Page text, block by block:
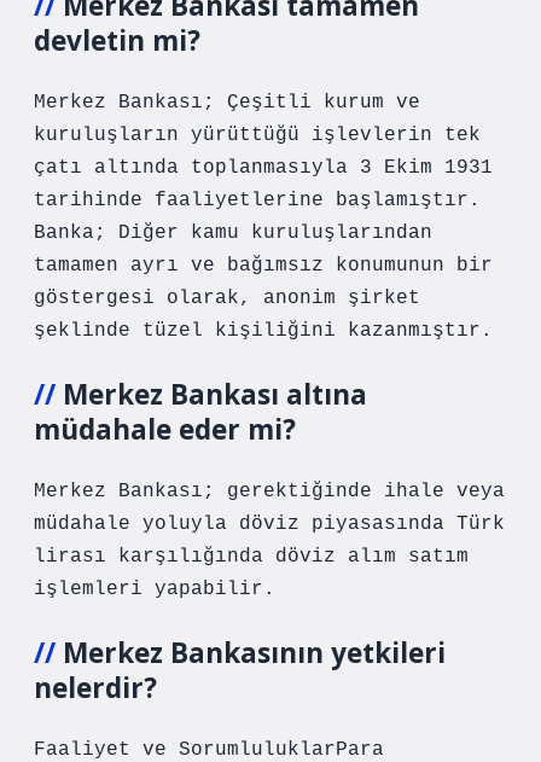
devletin mi?
Merkez Bankası; Çeşitli kurum ve
kuruluşların yürüttüğü işlevlerin tek
çatı altında toplanmasıyla 3 Ekim 1931
tarihinde faaliyetlerine başlamıştır.
Banka; Diğer kamu kuruluşlarından
tamamen ayrı ve bağımsız konumunun bir
göstergesi olarak, anonim şirket
şeklinde tüzel kişiliğini kazanmıştır.
Merkez Bankası altına
müdahale eder mi?
Merkez Bankası; gerektiğinde ihale veya
müdahale yoluyla döviz piyasasında Türk
lirası karşılığında döviz alım satım
işlemleri yapabilir.
Merkez Bankasının yetkileri
nelerdir?
Faaliyet ve SorumluluklarPara